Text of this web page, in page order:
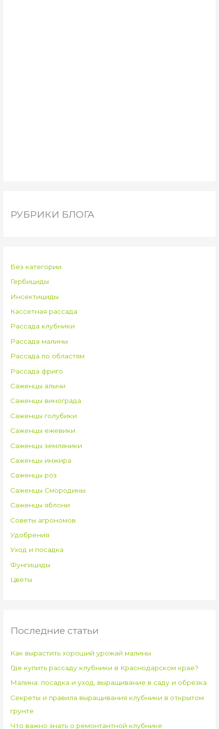
РУБРИКИ БЛОГА
Без категории
Гербициды
Инсектициды
Кассетная рассада
Рассада клубники
Рассада малины
Рассада по областям
Рассада фриго
Саженцы алычи
Саженцы винограда
Саженцы голубики
Саженцы ежевики
Саженцы земляники
Саженцы инжира
Саженцы роз
Саженцы Смородины
Саженцы яблони
Советы агрономов
Удобрения
Уход и посадка
Фунгициды
Цветы
Последние статьи
Как вырастить хороший урожай малины
Где купить рассаду клубники в Краснодарском крае?
Малина: посадка и уход, выращивание в саду и обрезка
Секреты и правила выращивания клубники в открытом
грунте
Что важно знать о ремонтантной клубнике